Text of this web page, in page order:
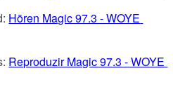
Hören Magic 97.3 - WOYE
Reproduzir Magic 97.3 - WOYE